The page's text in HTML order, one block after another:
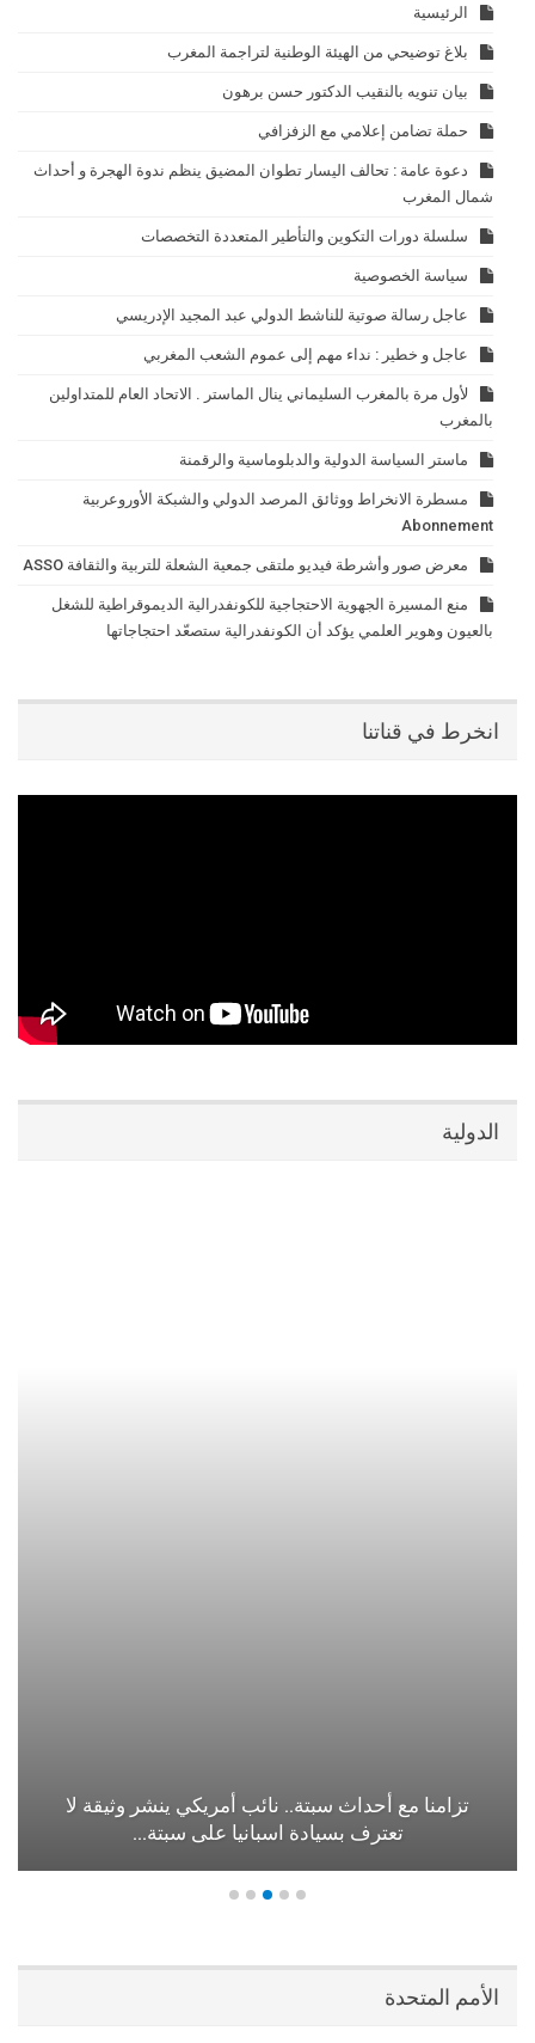
الرئيسية
بلاغ توضيحي من الهيئة الوطنية لتراجمة المغرب
بيان تنويه بالنقيب الدكتور حسن برهون
حملة تضامن إعلامي مع الزفزافي
دعوة عامة : تحالف اليسار تطوان المضيق ينظم ندوة الهجرة و أحداث
شمال المغرب
سلسلة دورات التكوين والتأطير المتعددة التخصصات
سياسة الخصوصية
عاجل رسالة صوتية للناشط الدولي عبد المجيد الإدريسي
عاجل و خطير : نداء مهم إلى عموم الشعب المغربي
لأول مرة بالمغرب السليماني ينال الماستر . الاتحاد العام للمتداولين
بالمغرب
ماستر السياسة الدولية والدبلوماسية والرقمنة
مسطرة الانخراط ووثائق المرصد الدولي والشبكة الأوروعربية
Abonnement
معرض صور وأشرطة فيديو ملتقى جمعية الشعلة للتربية والثقافة ASSO
منع المسيرة الجهوية الاحتجاجية للكونفدرالية الديموقراطية للشغل
بالعيون وهوير العلمي يؤكد أن الكونفدرالية ستصعّد احتجاجاتها
انخرط في قناتنا
الدولية
تزامنا مع أحداث سبتة.. نائب أمريكي ينشر وثيقة لا
تعترف بسيادة اسبانيا على سبتة…
الأمم المتحدة